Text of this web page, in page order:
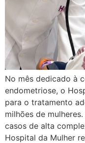
No mês dedicado à
endometriose, o
para o tratamento
milhões de
casos de alta
Hospital da Mulher